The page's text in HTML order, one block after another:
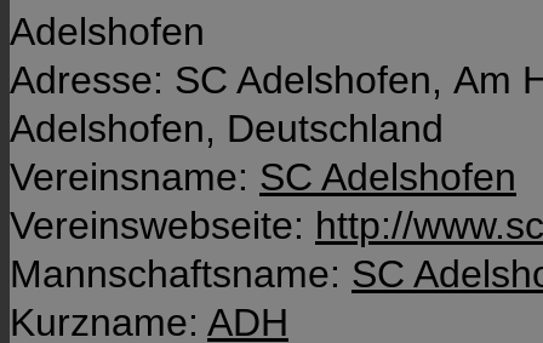
Adresse: SC Adelshofen, Am
Adelshofen, Deutschland
Vereinsname: SC Adelshofen
Vereinswebseite: http://
Mannschaftsname: SC
Kurzname: ADH